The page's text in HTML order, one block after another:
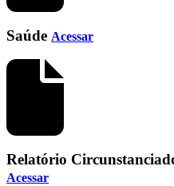
Saúde Acessar
Relatório
Acessar